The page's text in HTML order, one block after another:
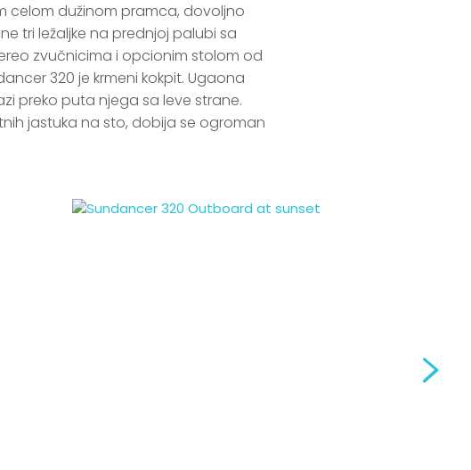
celom dužinom pramca, dovoljno
tri ležaljke na prednjoj palubi sa
zvučnicima i opcionim stolom od
320 je krmeni kokpit. Ugaona
preko puta njega sa leve strane.
jastuka na sto, dobija se ogroman